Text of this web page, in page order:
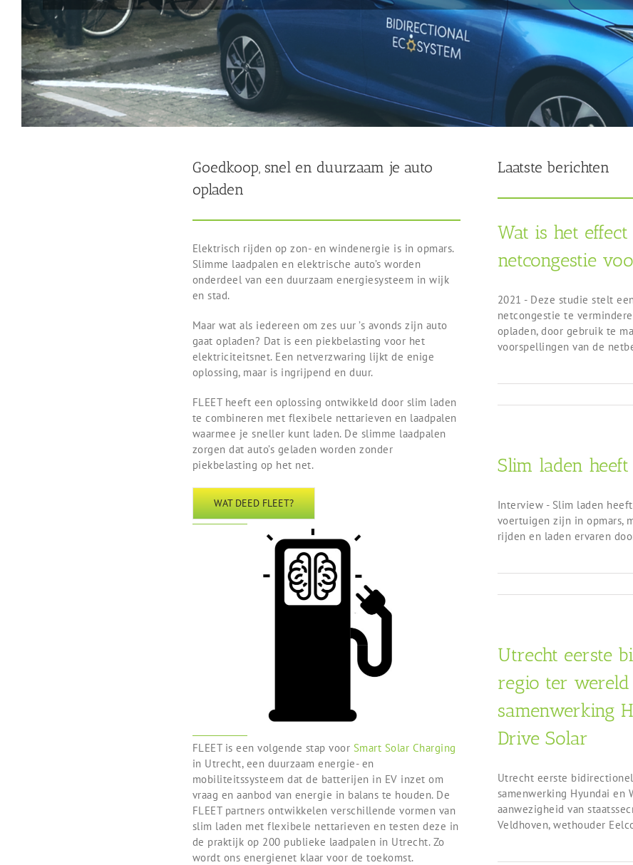
Goedkoop, snel en duurzaam je auto
opladen
Elektrisch rijden op zon- en windenergie is in opmars.
Slimme laadpalen en elektrische auto’s worden
onderdeel van een duurzaam energiesysteem in wijk
en stad.
Maar wat als iedereen om zes uur ’s avonds zijn auto
gaat opladen? Dat is een piekbelasting voor het
elektriciteitsnet. Een netverzwaring lijkt de enige
oplossing, maar is ingrijpend en duur.
FLEET heeft een oplossing ontwikkeld door slim laden
te combineren met flexibele nettarieven en laadpalen
waarmee je sneller kunt laden. De slimme laadpalen
zorgen dat auto’s geladen worden zonder
piekbelasting op het net.
WAT DEED FLEET?
FLEET is een volgende stap voor Smart Solar Charging
in Utrecht, een duurzaam energie- en
mobiliteitssysteem dat de batterijen in EV inzet om
vraag en aanbod van energie in balans te houden. De
FLEET partners ontwikkelen verschillende vormen van
slim laden met flexibele nettarieven en testen deze in
de praktijk op 200 publieke laadpalen in Utrecht. Zo
wordt ons energienet klaar voor de toekomst.
Laatste berichten
Wat is het
netcongestie
2021 - Deze studie stelt
netcongestie te
opladen, door gebruik te
voorspellingen van de
Slim laden
Interview - Slim laden
voertuigen zijn in opmars,
rijden en laden ervaren
Utrecht eerste
regio ter
samenwerking
Drive Solar
Utrecht eerste
samenwerking Hyundai en
aanwezigheid van
Veldhoven, wethouder